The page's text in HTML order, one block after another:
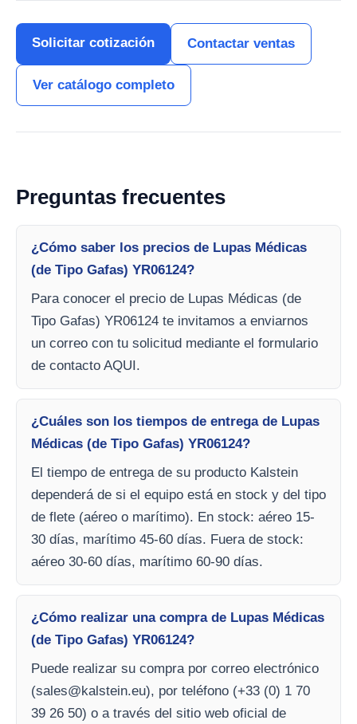
Solicitar cotización Contactar ventas
Ver catálogo completo
Preguntas frecuentes
¿Cómo saber los precios de Lupas Médicas
(de Tipo Gafas) YR06124?
Para conocer el precio de Lupas Médicas (de
Tipo Gafas) YR06124 te invitamos a enviarnos
un correo con tu solicitud mediante el formulario
de contacto AQUI.
¿Cuáles son los tiempos de entrega de Lupas
Médicas (de Tipo Gafas) YR06124?
El tiempo de entrega de su producto Kalstein
dependerá de si el equipo está en stock y del tipo
de flete (aéreo o marítimo). En stock: aéreo 15-
30 días, marítimo 45-60 días. Fuera de stock:
aéreo 30-60 días, marítimo 60-90 días.
¿Cómo realizar una compra de Lupas Médicas
(de Tipo Gafas) YR06124?
Puede realizar su compra por correo electrónico
(sales@kalstein.eu), por teléfono (+33 (0) 1 70
39 26 50) o a través del sitio web oficial de